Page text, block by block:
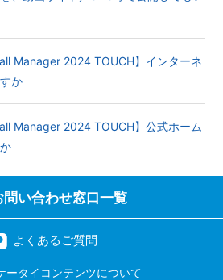
Manager 2024 TOUCH】インターネ
か
Manager 2024 TOUCH】公式ホーム
問い合わせ窓口一覧
よくあるご質問
ータイコンテンツについて